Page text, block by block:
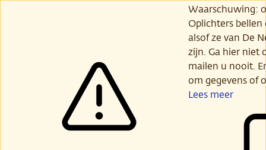
Waarschuwing:
Oplichters
alsof ze van De
zijn. Ga hier niet
mailen u nooit.
om gegevens of
Lees meer